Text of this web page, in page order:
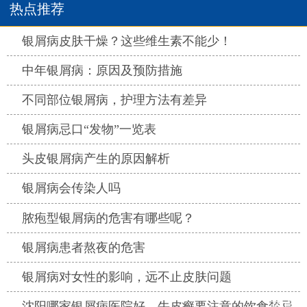
热点推荐
银屑病皮肤干燥？这些维生素不能少！
中年银屑病：原因及预防措施
不同部位银屑病，护理方法有差异
银屑病忌口“发物”一览表
头皮银屑病产生的原因解析
银屑病会传染人吗
脓疱型银屑病的危害有哪些呢？
银屑病患者熬夜的危害
银屑病对女性的影响，远不止皮肤问题